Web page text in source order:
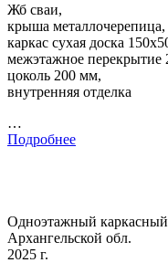
Жб сваи,
крыша металлочерепица,
каркас сухая доска
межэтажное перекрытие
цоколь 200 мм,
внутренняя отделка
…
Подробнее
Одноэтажный
Архангельской обл.
2025 г.